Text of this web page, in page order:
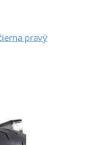
pravý